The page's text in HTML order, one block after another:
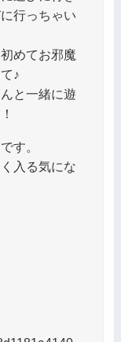
行っちゃい
めてお邪魔
♪
と一緒に遊
す。
入る気にな